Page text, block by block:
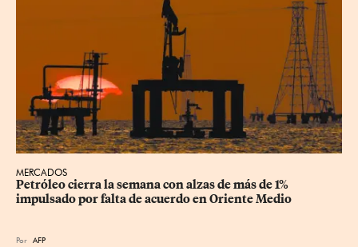
MERCADOS
Petróleo cierra la semana con alzas de más de 1%
impulsado por falta de acuerdo en Oriente Medio
Por AFP